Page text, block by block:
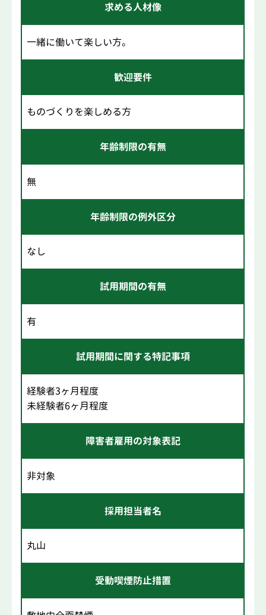
求める人材像
一緒に働いて楽しい方。
歓迎要件
ものづくりを楽しめる方
年齢制限の有無
無
年齢制限の例外区分
なし
試用期間の有無
有
試用期間に関する特記事項
経験者3ヶ月程度
未経験者6ヶ月程度
障害者雇用の対象表記
非対象
採用担当者名
丸山
受動喫煙防止措置